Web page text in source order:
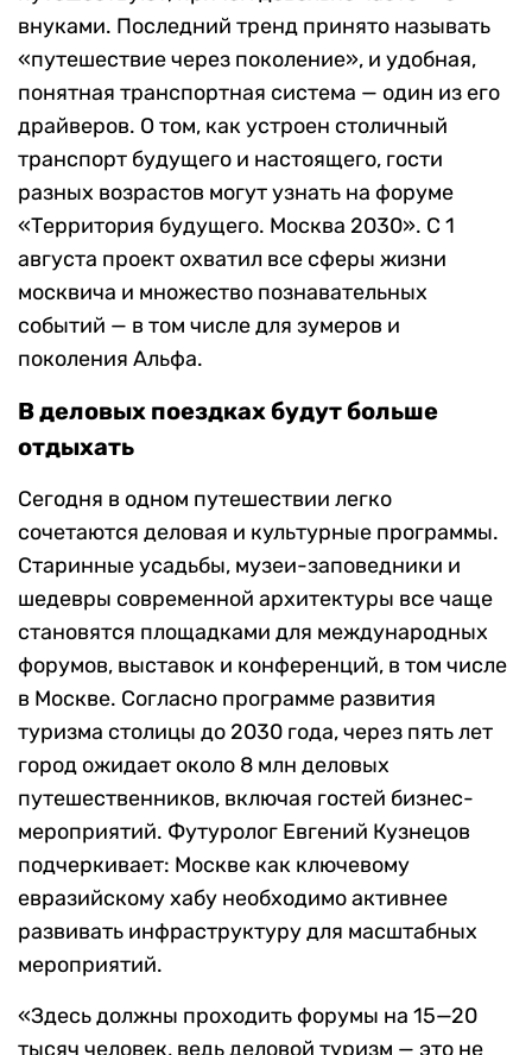
внуками. Последний тренд принято называть
«путешествие через поколение», и удобная,
понятная транспортная система — один из его
драйверов. О том, как устроен столичный
транспорт будущего и настоящего, гости
разных возрастов могут узнать на форуме
«Территория будущего. Москва 2030». С 1
августа проект охватил все сферы жизни
москвича и множество познавательных
событий — в том числе для зумеров и
поколения Альфа.
В деловых поездках будут больше
отдыхать
Сегодня в одном путешествии легко
сочетаются деловая и культурные программы.
Старинные усадьбы, музеи-заповедники и
шедевры современной архитектуры все чаще
становятся площадками для международных
форумов, выставок и конференций, в том числе
в Москве. Согласно программе развития
туризма столицы до 2030 года, через пять лет
город ожидает около 8 млн деловых
путешественников, включая гостей бизнес-
мероприятий. Футуролог Евгений Кузнецов
подчеркивает: Москве как ключевому
евразийскому хабу необходимо активнее
развивать инфраструктуру для масштабных
мероприятий.
«Здесь должны проходить форумы на 15—20
тысяч человек, ведь деловой туризм — это не